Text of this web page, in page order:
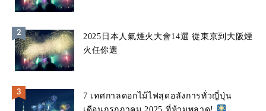
2025日本人氣煙火大會14選 從東京到大阪煙
火任你選
7 เทศกาลดอกไม้ไฟสุดอลังการทั่วญี่ปุ่น